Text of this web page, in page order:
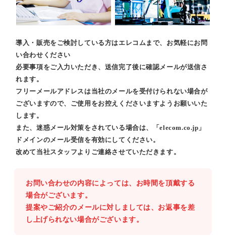
導入・販売をご検討している方はエレコムまで、お気軽にお問
い合わせください
必要事項をご入力いただき、送信完了後に確認メールが送信さ
れます。
フリーメールアドレスは当社のメールを受付けられない場合が
ございますので、ご使用をお控えくださいますようお願いいた
します。
また、迷惑メール対策をされている場合は、「elecom.co.jp」
ドメインのメール受信を有効にしてください。
改めて当社スタッフよりご連絡させていただきます。
お問い合わせの内容によっては、お時間を頂戴する
場合がございます。
提案やご紹介のメールに対しましては、お返事を差
し上げられない場合がございます。